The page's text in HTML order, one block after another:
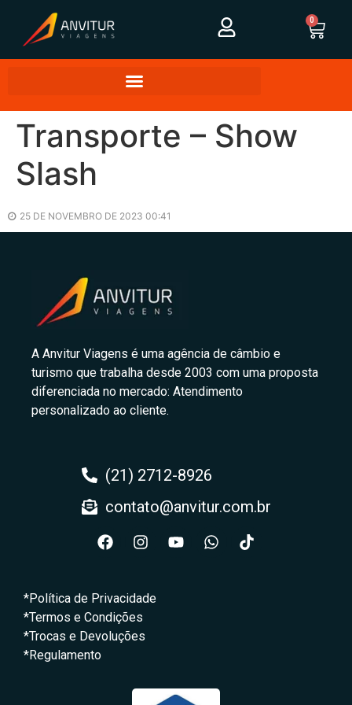
0
Transporte – Show
Slash
25 DE NOVEMBRO DE 2023 00:41
A Anvitur Viagens é uma agência de câmbio e
turismo que trabalha desde 2003 com uma proposta
diferenciada no mercado: Atendimento
personalizado ao cliente.
(21) 2712-8926
contato@anvitur.com.br
*Política de Privacidade
*Termos e Condições
*Trocas e Devoluções
*Regulamento